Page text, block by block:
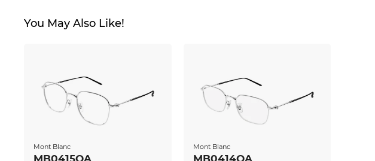
You May Also Like!
Mont Blanc Mont Blanc